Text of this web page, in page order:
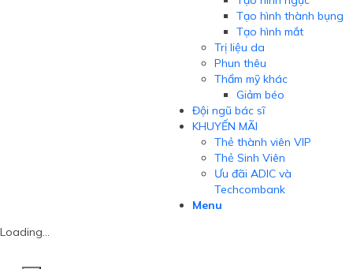
Tạo hình thành bụng
Tạo hình mắt
Trị liệu da
Phun thêu
Thẩm mỹ khác
Giảm béo
Đội ngũ bác sĩ
KHUYẾN MÃI
Thẻ thành viên VIP
Thẻ Sinh Viên
Ưu đãi ADIC và
Techcombank
Menu
Loading...